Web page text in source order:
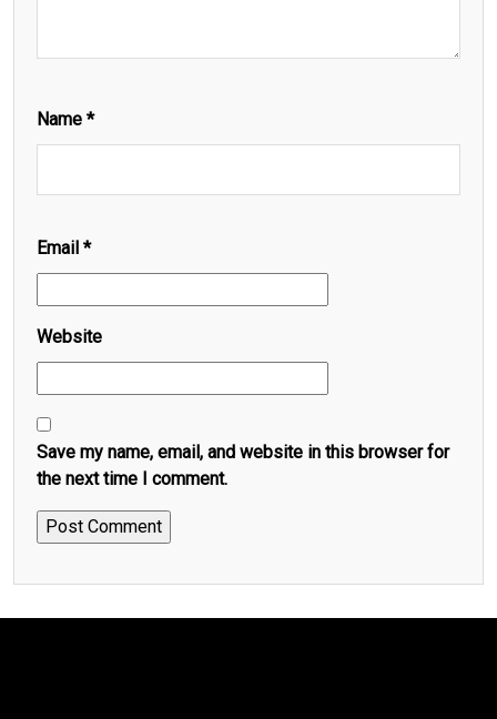
Name *
Email *
Website
Save my name, email, and website in this browser for
the next time I comment.